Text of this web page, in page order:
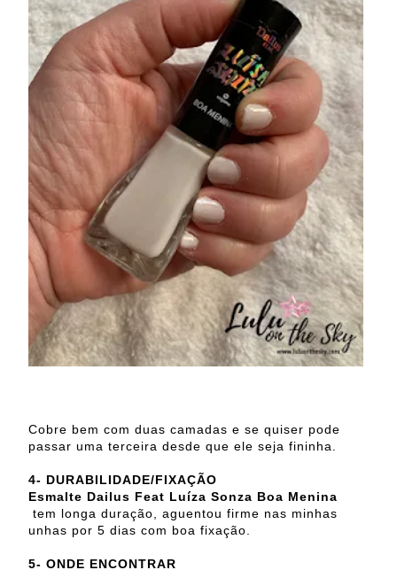
Cobre bem com duas camadas e se quiser pode
passar uma terceira desde que ele seja fininha.
4- DURABILIDADE/FIXAÇÃO
Esmalte Dailus Feat Luíza Sonza Boa Menina
tem longa duração, aguentou firme nas minhas
unhas por 5 dias com boa fixação.
5- ONDE ENCONTRAR